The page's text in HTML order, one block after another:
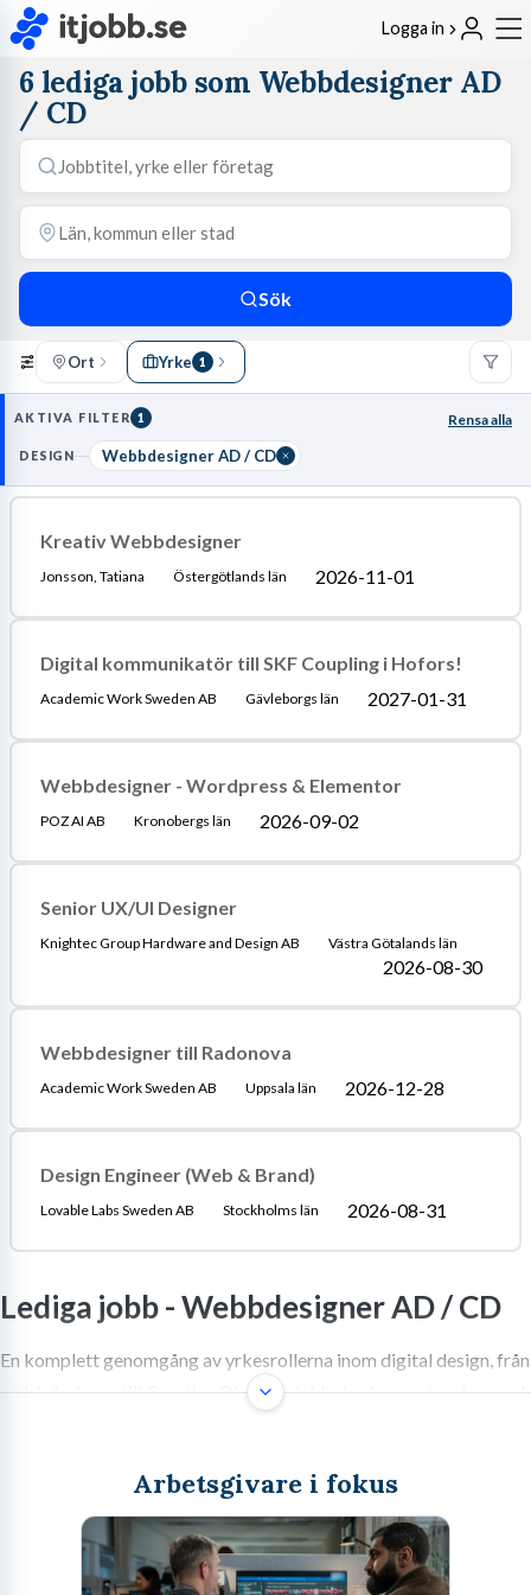
Logga in
6 lediga jobb som Webbdesigner AD
/ CD
Sök
Ort Yrke 1
AKTIVA FILTER 1 Rensa alla
DESIGN Webbdesigner AD / CD
Kreativ Webbdesigner
Jonsson, Tatiana Östergötlands län 2026-11-01
Digital kommunikatör till SKF Coupling i Hofors!
Academic Work Sweden AB Gävleborgs län 2027-01-31
Webbdesigner - Wordpress & Elementor
POZ AI AB Kronobergs län 2026-09-02
Senior UX/UI Designer
Knightec Group Hardware and Design AB Västra Götalands län
2026-08-30
Webbdesigner till Radonova
Academic Work Sweden AB Uppsala län 2026-12-28
Design Engineer (Web & Brand)
Lovable Labs Sweden AB Stockholms län 2026-08-31
Lediga jobb -Webbdesigner AD / CD
En komplett genomgång av yrkesrollerna inom digital design, från
webbdesigner till Creative Director, inklusive kompetenskrav och
Välkommen till den kreativa smältdegeln inom IT-världen. Att
navigera i gränslandet mellan form, funktion och strategi är vad
Arbetsgivare i fokus